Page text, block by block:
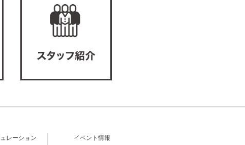
レーション イベント情報